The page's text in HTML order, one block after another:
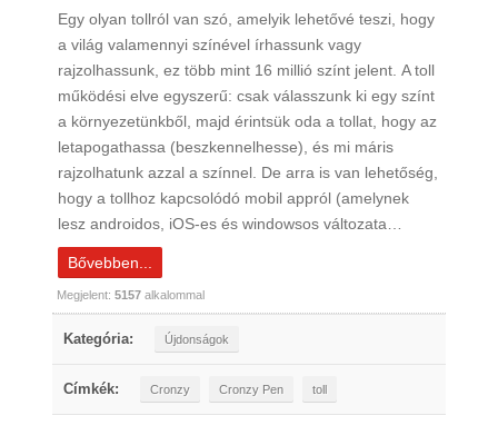
Egy olyan tollról van szó, amelyik lehetővé teszi, hogy
a világ valamennyi színével írhassunk vagy
rajzolhassunk, ez több mint 16 millió színt jelent. A toll
működési elve egyszerű: csak válasszunk ki egy színt
a környezetünkből, majd érintsük oda a tollat, hogy az
letapogathassa (beszkennelhesse), és mi máris
rajzolhatunk azzal a színnel. De arra is van lehetőség,
hogy a tollhoz kapcsolódó mobil appról (amelynek
lesz androidos, iOS-es és windowsos változata…
Bővebben...
Megjelent: 5157alkalommal
Kategória: Újdonságok
Címkék: Cronzy Cronzy Pen toll